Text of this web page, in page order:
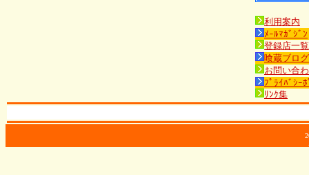
利用案内
ﾒｰﾙﾏｶﾞｼﾞﾝ
登録店一覧
喰蔵ブログ
お問い合
ﾌﾟﾗｲﾊﾞｼｰ
ﾘﾝｸ集